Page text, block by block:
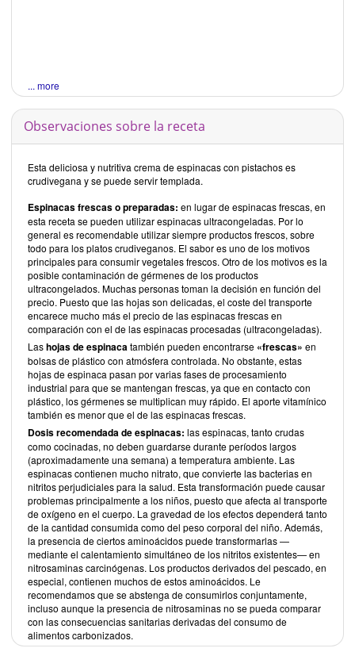
... more
Observaciones sobre la receta
Esta deliciosa y nutritiva crema de espinacas con pistachos es
crudivegana y se puede servir templada.
Espinacas frescas o preparadas: en lugar de espinacas frescas, en
esta receta se pueden utilizar espinacas ultracongeladas. Por lo
general es recomendable utilizar siempre productos frescos, sobre
todo para los platos crudiveganos. El sabor es uno de los motivos
principales para consumir vegetales frescos. Otro de los motivos es la
posible contaminación de gérmenes de los productos
ultracongelados. Muchas personas toman la decisión en función del
precio. Puesto que las hojas son delicadas, el coste del transporte
encarece mucho más el precio de las espinacas frescas en
comparación con el de las espinacas procesadas (ultracongeladas).
Lashojas de espinacatambién pueden encontrarse «frescas» en
bolsas de plástico con atmósfera controlada. No obstante, estas
hojas de espinaca pasan por varias fases de procesamiento
industrial para que se mantengan frescas, ya que en contacto con
plástico, los gérmenes se multiplican muy rápido. El aporte vitamínico
también es menor que el de las espinacas frescas.
Dosis recomendada de espinacas: las espinacas, tanto crudas
como cocinadas, no deben guardarse durante períodos largos
(aproximadamente una semana) a temperatura ambiente. Las
espinacas contienen mucho nitrato, que convierte las bacterias en
nitritos perjudiciales para la salud. Esta transformación puede causar
problemas principalmente a los niños, puesto que afecta al transporte
de oxígeno en el cuerpo. La gravedad de los efectos dependerá tanto
de la cantidad consumida como del peso corporal del niño. Además,
la presencia de ciertos aminoácidos puede transformarlas —
mediante el calentamiento simultáneo de los nitritos existentes— en
nitrosaminas carcinógenas. Los productos derivados del pescado, en
especial, contienen muchos de estos aminoácidos. Le
recomendamos que se abstenga de consumirlos conjuntamente,
incluso aunque la presencia de nitrosaminas no se pueda comparar
con las consecuencias sanitarias derivadas del consumo de
alimentos carbonizados.